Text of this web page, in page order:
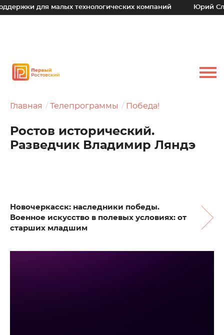
малых технологических компаний Юрий Слюсарь:
Главная Телепрограммы Победа!
Ростов исторический.
Разведчик Владимир Ляндэ
Новочеркасск: наследники победы.
Военное искусство в полевых условиях: от
старших младшим